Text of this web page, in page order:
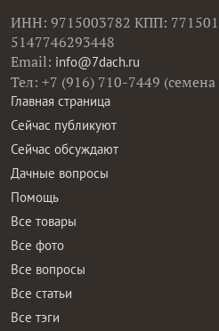
ИНН: 9715003782 КПП:
5147746293448
Email: info@7dach.ru
Тел: +7 (916) 710-7449
Главная страница
Сейчас публикуют
Сейчас обсуждают
Дачные вопросы
Помощь
Все товары
Все фото
Все вопросы
Все статьи
Все тэги